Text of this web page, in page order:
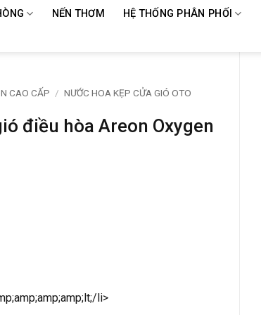
NẾN THƠM HỆ THỐNG PHÂN PHỐI
CAO CẤP / NƯỚC HOA KẸP CỬA GIÓ OTO
điều hòa Areon Oxygen
li>